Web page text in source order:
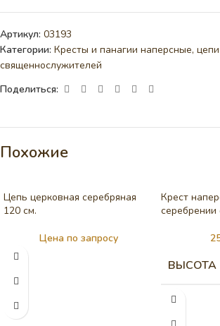
Артикул: 03193
Категории: Кресты и панагии наперсные,
священнослужителей
Поделиться:
Похожие
Цепь церковная серебряная
120 см.
Цена по запросу
Крест
ВЫСОТА